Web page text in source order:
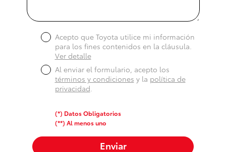
Acepto que Toyota utilice mi información
para los fines contenidos en la cláusula.
Ver detalle
Al enviar el formulario, acepto los
términos y condiciones y la política de
privacidad
(*) Datos Obligatorios
(**) Al menos uno
Enviar